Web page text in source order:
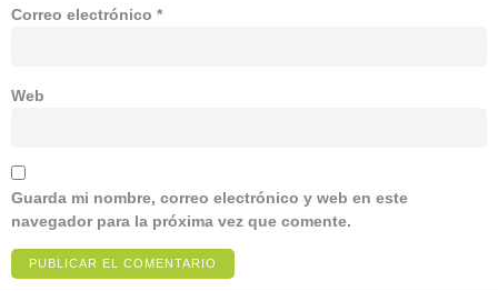
Correo electrónico *
Web
Guarda mi nombre, correo electrónico y web en este
navegador para la próxima vez que comente.